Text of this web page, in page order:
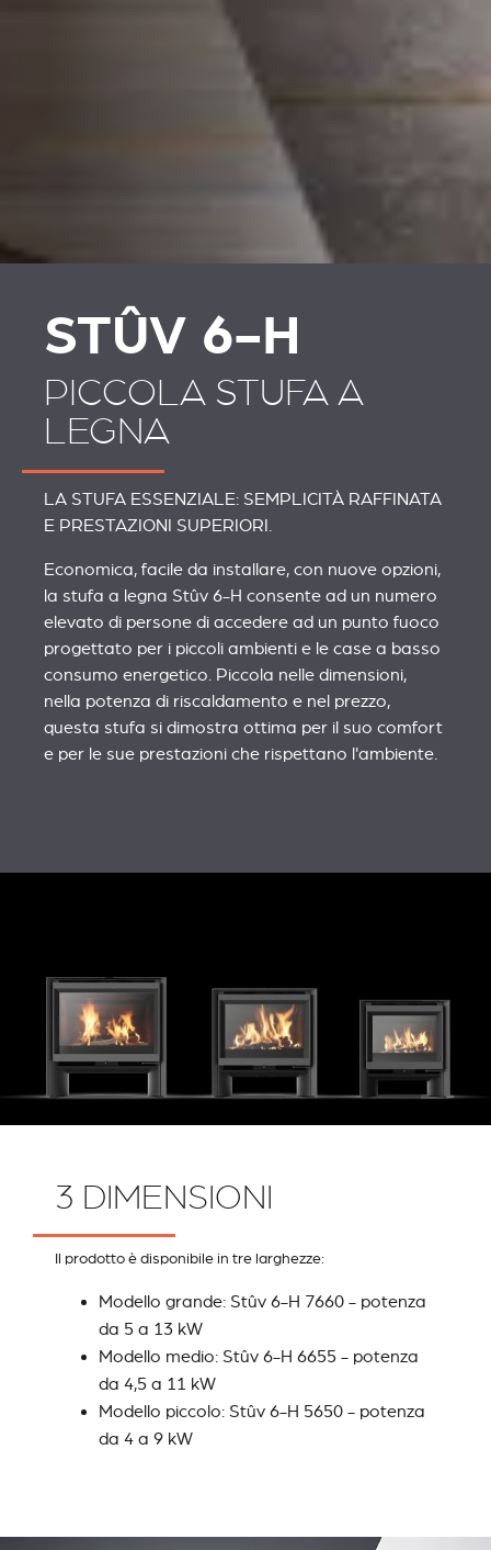
STÛV 6-H
PICCOLA STUFA A
LEGNA
LA STUFA ESSENZIALE: SEMPLICITÀ RAFFINATA
E PRESTAZIONI SUPERIORI.
Economica, facile da installare, con nuove opzioni,
la stufa a legna Stûv 6-H consente ad un numero
elevato di persone di accedere ad un punto fuoco
progettato per i piccoli ambienti e le case a basso
consumo energetico. Piccola nelle dimensioni,
nella potenza di riscaldamento e nel prezzo,
questa stufa si dimostra ottima per il suo comfort
e per le sue prestazioni che rispettano l'ambiente.
3 DIMENSIONI
Il prodotto è disponibile in tre larghezze:
Modello grande: Stûv 6-H 7660 - potenza
da 5 a 13 kW
Modello medio: Stûv 6-H 6655 - potenza
da 4,5 a 11 kW
Modello piccolo: Stûv 6-H 5650 - potenza
da 4 a 9 kW